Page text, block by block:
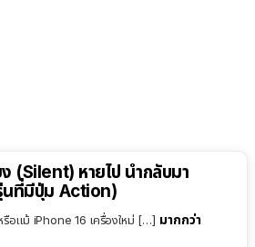
(Silent) หายไป นำกลับมา
นที่มีปุ่ม Action)
รือแม้ iPhone 16 เครื่องใหม่ […] มากกว่า